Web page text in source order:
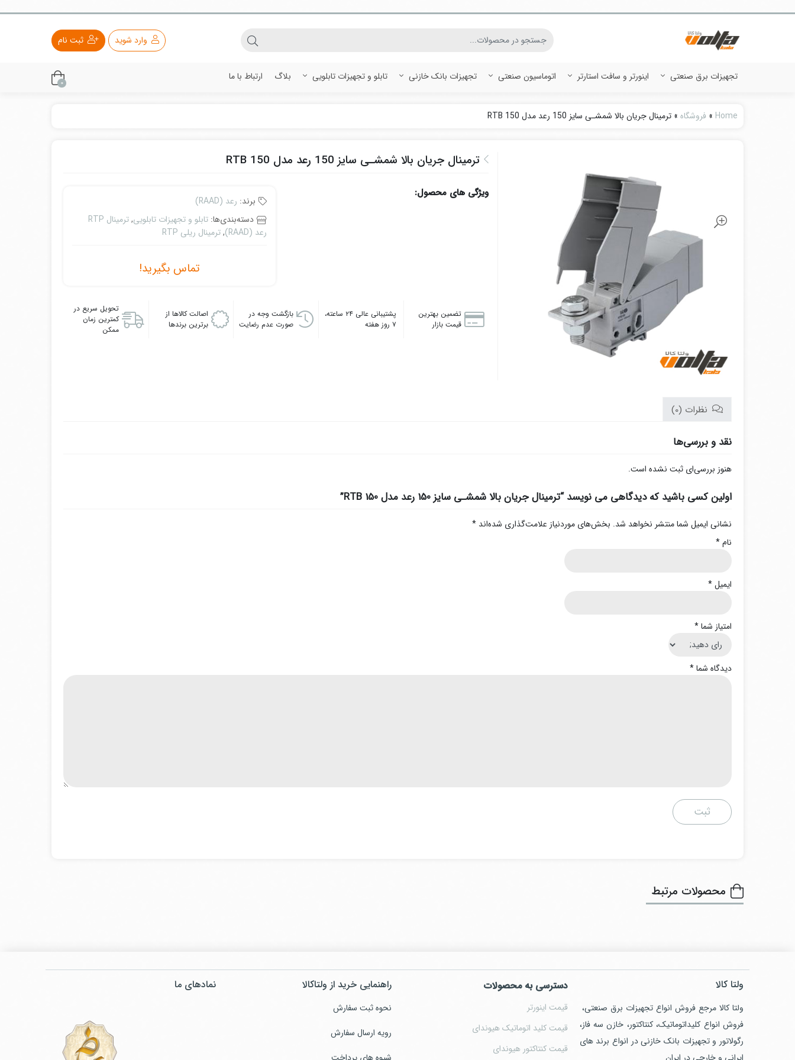
وارد شوید ثبت نام
تجهیزات برق صنعتی اینورتر و سافت استارتر اتوماسیون صنعتی تجهیزات بانک خازنی تابلو و تجهیزات تابلویی بلاگ ارتباط با ما 0
Home
» فروشگاه » ترمینال جریان بالا شمشـی سایز 150 رعد مدل 150 RTB
ترمینال جریان بالا شمشـی سایز 150 رعد مدل 150 RTB
ویژگی های محصول:
برند: رعد (RAAD)
دسته‌بندی‌ها: تابلو و تجهیزات تابلویی,
ترمینال RTP
رعد (RAAD)
,ترمینال ریلی RTP
تماس بگیرید!
تضمین بهترین
قیمت بازار
پشتیبانی عالی ۲۴ ساعته،
۷ روز هفته
بازگشت وجه در
صورت عدم رضایت
اصالت کالاها از
برترین برندها
تحویل سریع در
کمترین زمان
ممکن
نظرات (0)
نقد و بررسی‌ها
هنوز بررسی‌ای ثبت نشده است.
اولین کسی باشید که دیدگاهی می نویسد “ترمینال جریان بالا شمشـی سایز 150 رعد مدل 150 RTB”
نشانی ایمیل شما منتشر نخواهد شد. بخش‌های موردنیاز علامت‌گذاری شده‌اند *
نام*
ایمیل*
امتیاز شما*
دیدگاه شما*
محصولات مرتبط
ولتا کالا
ولتا کالا مرجع فروش انواع تجهیزات برق صنعتی،
فروش انواع کلیداتوماتیک، کنتاکتور، خازن سه فاز،
رگولاتور و تجهیزات بانک خازنی در انواع برند های
دسترسی به محصولات
قیمت اینورتر
قیمت کلید اتوماتیک هیوندای
قیمت کنتاکتور هیوندای
راهنمایی خرید از ولتاکالا
نحوه ثبت سفارش
رویه ارسال سفارش
نمادهای ما